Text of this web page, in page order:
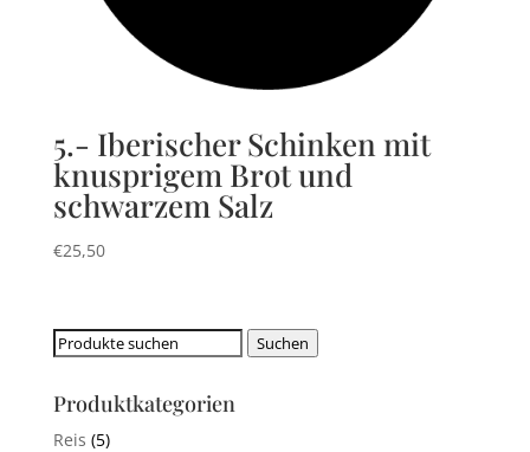
5.- Iberischer Schinken mit
knusprigem Brot und
schwarzem Salz
€25,50
Suchen
Suchen
Produktkategorien
Reis (5)